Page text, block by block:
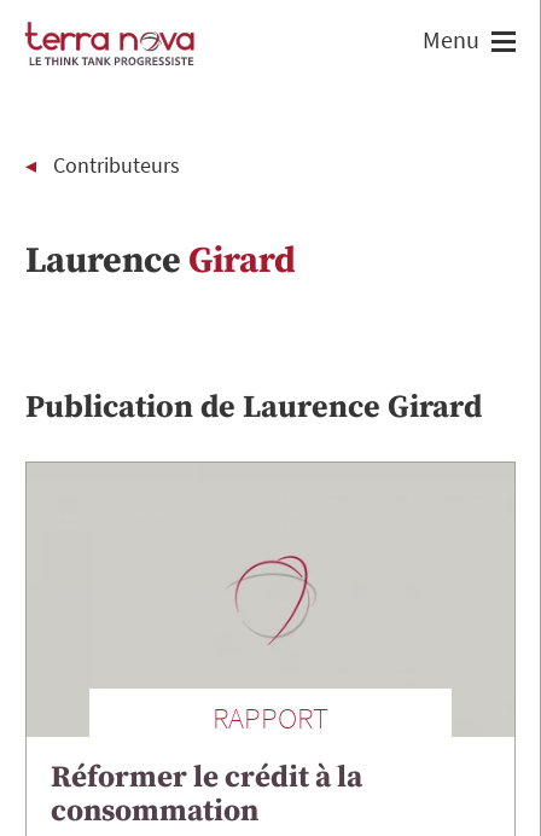
Contributeurs
Laurence Girard
Publication de Laurence Girard
RAPPORT
Réformer le crédit à la
consommation